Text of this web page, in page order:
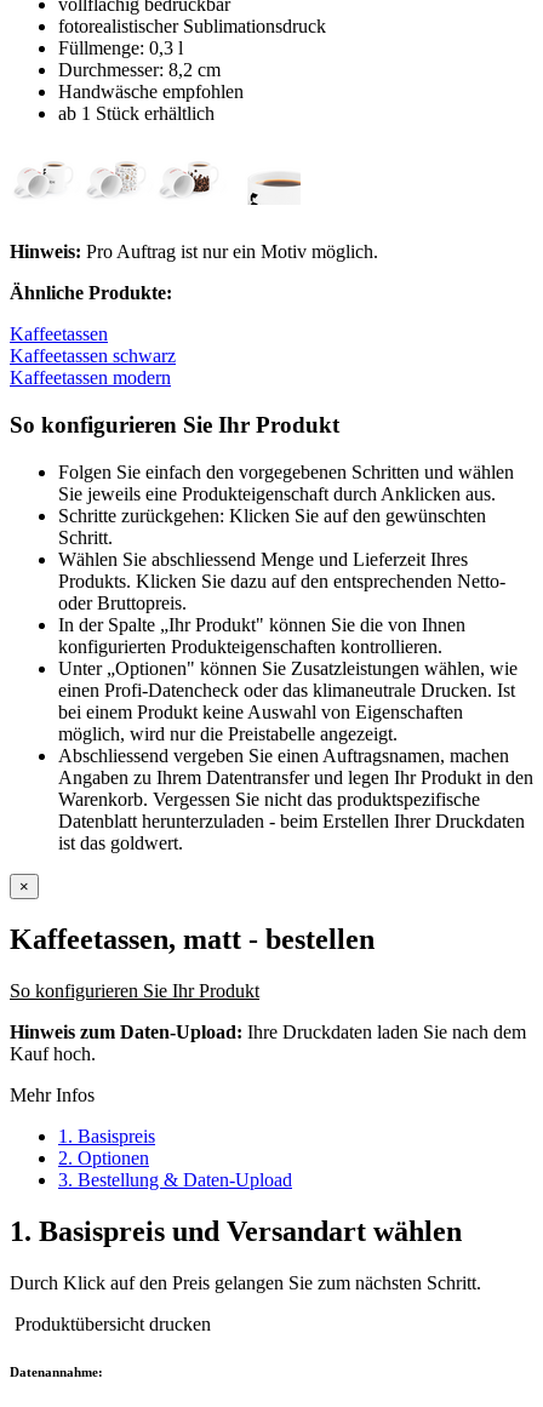
vollflächig bedruckbar
fotorealistischer Sublimationsdruck
Füllmenge: 0,3 l
Durchmesser: 8,2 cm
Handwäsche empfohlen
ab 1 Stück erhältlich
Hinweis: Pro Auftrag ist nur ein Motiv möglich.
Ähnliche Produkte:
Kaffeetassen
Kaffeetassen schwarz
Kaffeetassen modern
So konfigurieren Sie Ihr Produkt
Folgen Sie einfach den vorgegebenen Schritten und wählen
Sie jeweils eine Produkteigenschaft durch Anklicken aus.
Schritte zurückgehen: Klicken Sie auf den gewünschten
Schritt.
Wählen Sie abschliessend Menge und Lieferzeit Ihres
Produkts. Klicken Sie dazu auf den entsprechenden Netto-
oder Bruttopreis.
In der Spalte „Ihr Produkt" können Sie die von Ihnen
konfigurierten Produkteigenschaften kontrollieren.
Unter „Optionen" können Sie Zusatzleistungen wählen, wie
einen Profi-Datencheck oder das klimaneutrale Drucken. Ist
bei einem Produkt keine Auswahl von Eigenschaften
möglich, wird nur die Preistabelle angezeigt.
Abschliessend vergeben Sie einen Auftragsnamen, machen
Angaben zu Ihrem Datentransfer und legen Ihr Produkt in den
Warenkorb. Vergessen Sie nicht das produktspezifische
Datenblatt herunterzuladen - beim Erstellen Ihrer Druckdaten
ist das goldwert.
×
Kaffeetassen, matt - bestellen
So konfigurieren Sie Ihr Produkt
Hinweis zum Daten-Upload: Ihre Druckdaten laden Sie nach dem
Kauf hoch.
Mehr Infos
1. Basispreis
2. Optionen
3. Bestellung & Daten-Upload
1. Basispreis und Versandart wählen
Durch Klick auf den Preis gelangen Sie zum nächsten Schritt.
Produktübersicht drucken
Datenannahme: